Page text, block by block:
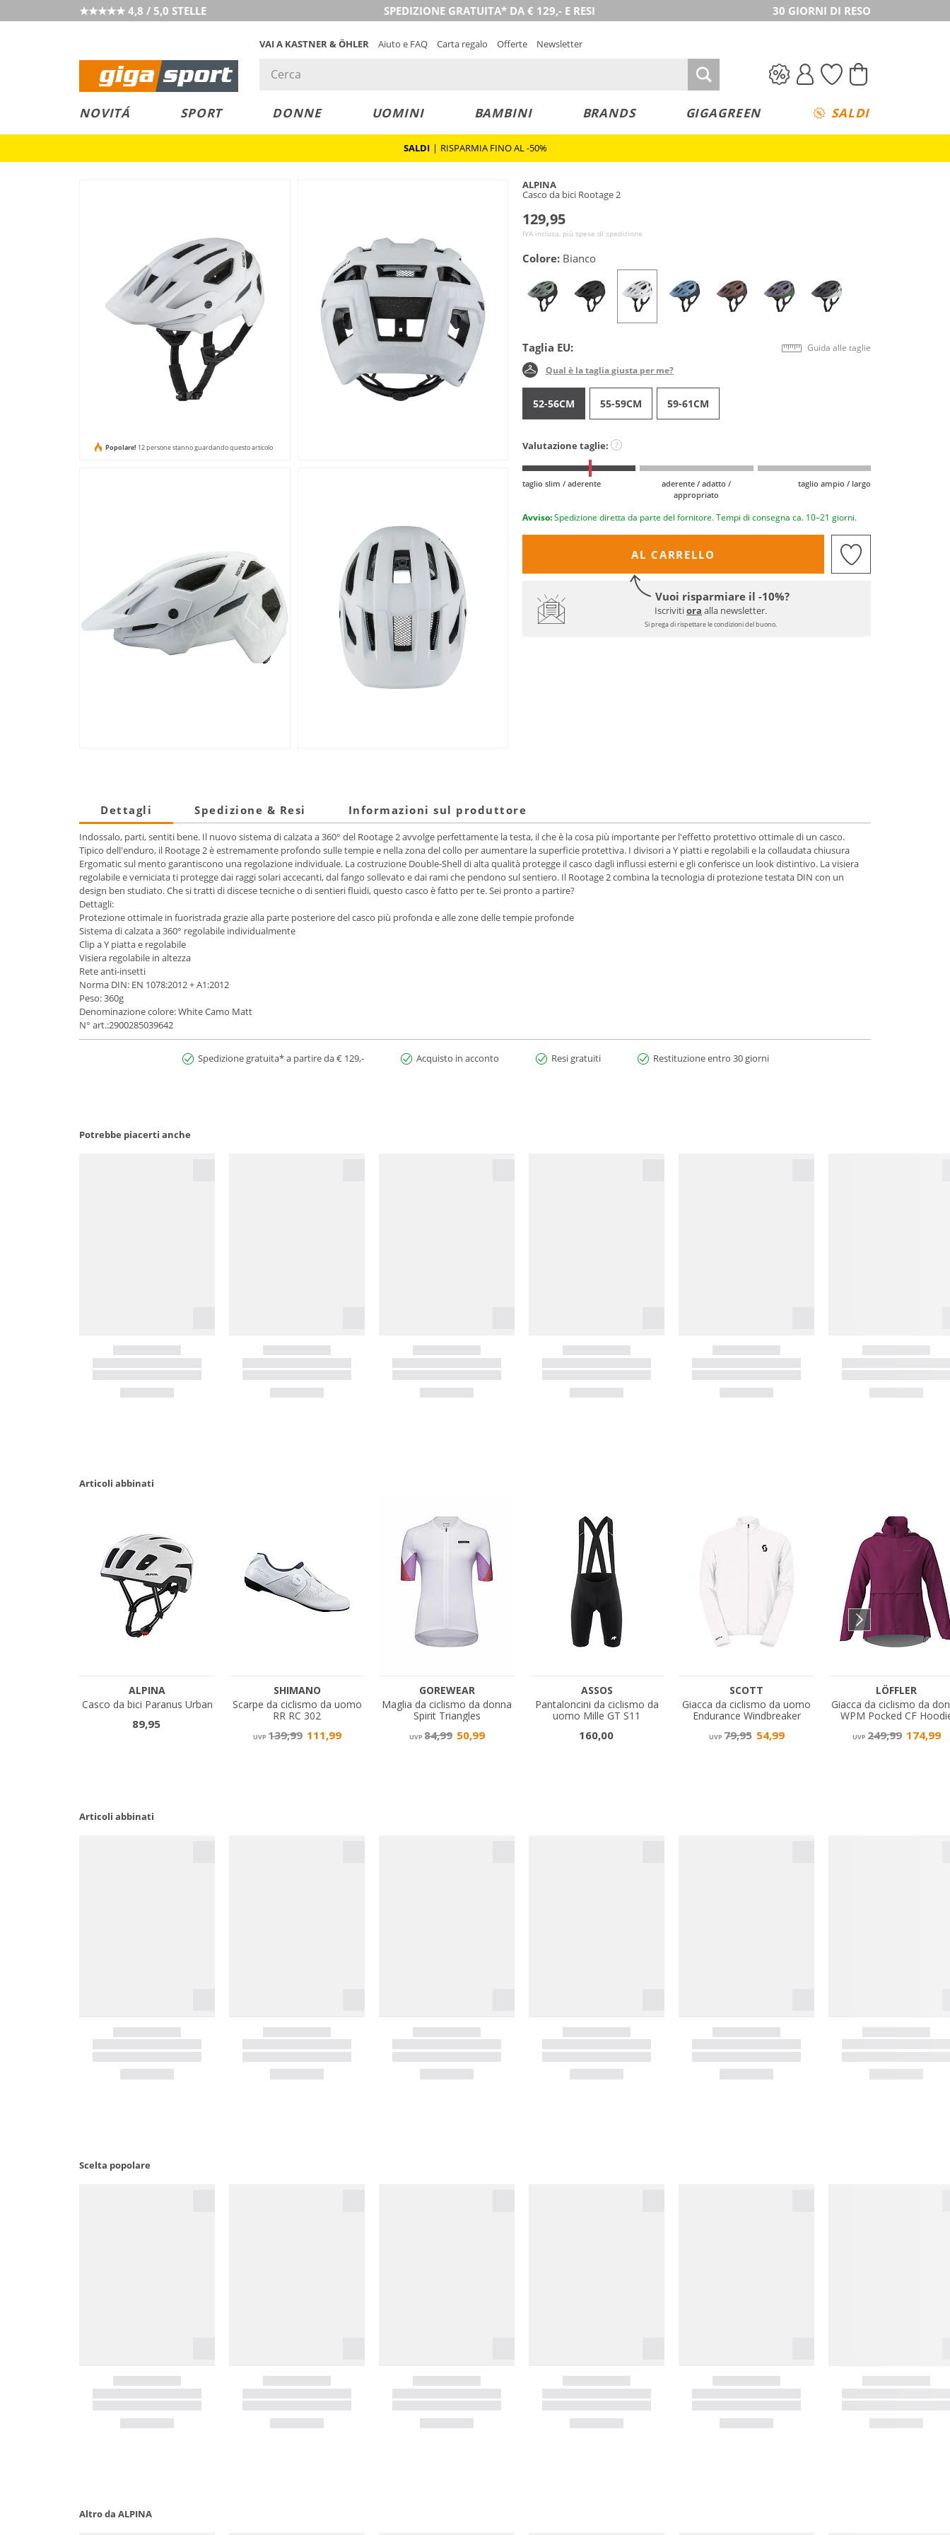
★★★★★ 4,8 / 5,0 STELLE SPEDIZIONE GRATUITA* DA € 129,- E RESI 30 GIORNI DI RESO
VAI A KASTNER & ÖHLER Aiuto e FAQ Carta regalo Offerte Newsletter
NOVITÁ SPORT DONNE UOMINI BAMBINI BRANDS GIGAGREEN SALDI
SALDI | RISPARMIA FINO AL -50%
Popolare! 12 persone stanno guardando questo articolo
ALPINA
Casco da bici Rootage 2
129,95
IVA inclusa, più spese di spedizione
Colore: Bianco
Taglia EU: Guida alle taglie
Qual è la taglia giusta per me?
52-56CM 55-59CM 59-61CM
Valutazione taglie: ?
taglio slim / aderente
aderente / adatto /
appropriato
taglio ampio / largo
Avviso: Spedizione diretta da parte del fornitore. Tempi di consegna ca. 10–21 giorni.
AL CARRELLO
Vuoi risparmiare il -10%?
Iscrivitiora alla newsletter.
Si prega di rispettare le condizioni del buono.
Dettagli Spedizione & Resi Informazioni sul produttore
Indossalo, parti, sentiti bene. Il nuovo sistema di calzata a 360° del Rootage 2 avvolge perfettamente la testa, il che è la cosa più importante per l'effetto protettivo ottimale di un casco.
Tipico dell'enduro, il Rootage 2 è estremamente profondo sulle tempie e nella zona del collo per aumentare la superficie protettiva. I divisori a Y piatti e regolabili e la collaudata chiusura
Ergomatic sul mento garantiscono una regolazione individuale. La costruzione Double-Shell di alta qualità protegge il casco dagli influssi esterni e gli conferisce un look distintivo. La visiera
regolabile e verniciata ti protegge dai raggi solari accecanti, dal fango sollevato e dai rami che pendono sul sentiero. Il Rootage 2 combina la tecnologia di protezione testata DIN con un
design ben studiato. Che si tratti di discese tecniche o di sentieri fluidi, questo casco è fatto per te. Sei pronto a partire?
Dettagli:
Protezione ottimale in fuoristrada grazie alla parte posteriore del casco più profonda e alle zone delle tempie profonde
Sistema di calzata a 360° regolabile individualmente
Clip a Y piatta e regolabile
Visiera regolabile in altezza
Rete anti-insetti
Norma DIN: EN 1078:2012 + A1:2012
Peso: 360g
Denominazione colore: White Camo Matt
N° art.:2900285039642
Spedizione gratuita* a partire da € 129,- Acquisto in acconto Resi gratuiti Restituzione entro 30 giorni
Potrebbe piacerti anche
Articoli abbinati
Articoli abbinati
Scelta popolare
Altro da ALPINA